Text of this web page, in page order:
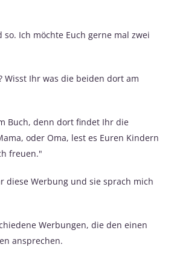
Ich möchte Euch gerne mal zwei
Wisst Ihr was die beiden dort am
Buch, denn dort findet Ihr die
oder Oma, lest es Euren Kindern
freuen."
diese Werbung und sie sprach mich
Werbungen, die den einen
ansprechen.